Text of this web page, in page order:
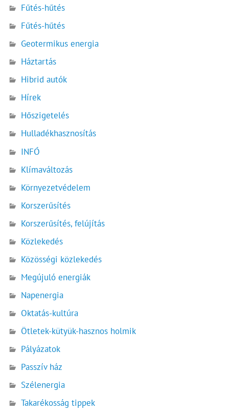
Fűtés-hűtés
Fűtés-hűtés
Geotermikus energia
Háztartás
Hibrid autók
Hírek
Hőszigetelés
Hulladékhasznosítás
INFÓ
Klímaváltozás
Környezetvédelem
Korszerűsítés
Korszerűsítés, felújítás
Közlekedés
Közösségi közlekedés
Megújuló energiák
Napenergia
Oktatás-kultúra
Ötletek-kütyük-hasznos holmik
Pályázatok
Passzív ház
Szélenergia
Takarékosság tippek